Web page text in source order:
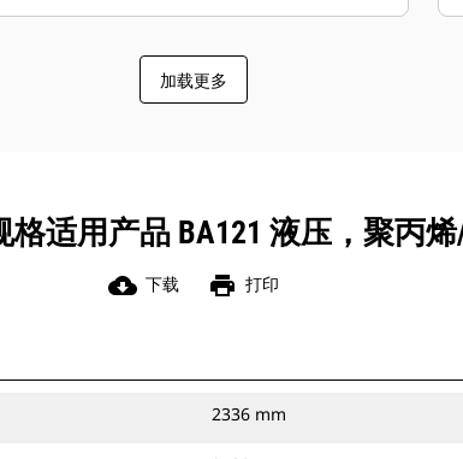
加载更多
格适用产品 BA121 液压，聚丙
cloud_download 下载 print 打印
2336 mm